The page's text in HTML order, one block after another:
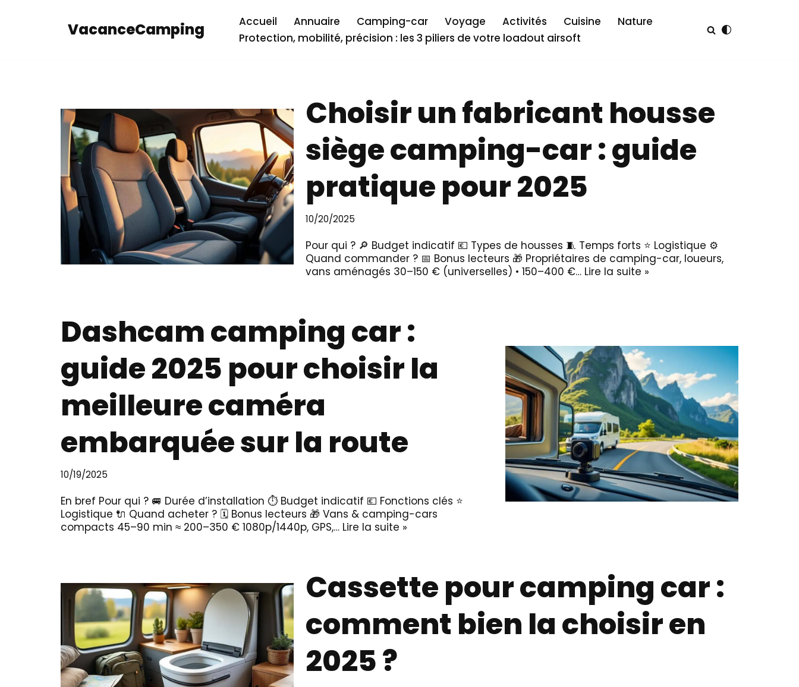
VacanceCamping Accueil Annuaire Camping-car Voyage Activités Cuisine
Nature
Protection, mobilité, précision : les 3 piliers de votre loadout airsoft
Choisir un fabricant housse
siège camping-car : guide
pratique pour 2025
10/20/2025
Pour qui ? 🔎 Budget indicatif 💶 Types de housses 🧵 Temps forts ⭐ Logistique ⚙️
Quand commander ? 📅 Bonus lecteurs 🎁 Propriétaires de camping-car, loueurs,
vans aménagés 30–150 € (universelles) • 150–400 €… Lire la suite »
Dashcam camping car :
guide 2025 pour choisir la
meilleure caméra
embarquée sur la route
10/19/2025
En bref Pour qui ? 🚐 Durée d’installation ⏱️ Budget indicatif 💶 Fonctions clés ⭐
Logistique 🔌 Quand acheter ? 🗓️ Bonus lecteurs 🎁 Vans & camping-cars
compacts 45–90 min ≈ 200–350 € 1080p/1440p, GPS,… Lire la suite »
Cassette pour camping car :
comment bien la choisir en
2025 ?